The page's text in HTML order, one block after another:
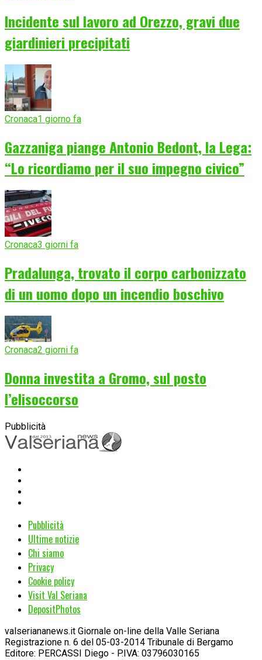
Incidente sul lavoro ad Orezzo, gravi due
giardinieri precipitati
Cronaca1 giorno fa
Gazzaniga piange Antonio Bedont, la Lega:
“Lo ricordiamo per il suo impegno civico”
Cronaca3 giorni fa
Pradalunga, trovato il corpo carbonizzato
di un uomo dopo un incendio boschivo
Cronaca2 giorni fa
Donna investita a Gromo, sul posto
l’elisoccorso
Pubblicità
Pubblicità
Ultime notizie
Chi siamo
Privacy
Cookie policy
Visit Val Seriana
DepositPhotos
valseriananews.it Giornale on-line della Valle Seriana
Registrazione n. 6 del 05-03-2014 Tribunale di Bergamo
Editore: PERCASSI Diego - P.IVA: 03796030165